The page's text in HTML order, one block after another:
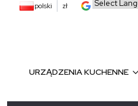
polski zł
URZĄDZENIA KUCHENNE